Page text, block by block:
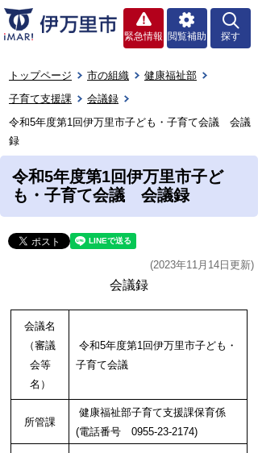
緊急情報 閲覧補助 探す
トップページ 市の組織
健康福祉部
子育て支援課
会議録
令和5年度第1回伊万里市子ども・子育て会議 会議
録
令和5年度第1回伊万里市子ど
も・子育て会議 会議録
(2023年11月14日更新)
会議録
会議名
（審議
会等
名）
令和5年度第1回伊万里市子ども・
子育て会議
所管課
健康福祉部子育て支援課保育係
(電話番号 0955-23-2174)